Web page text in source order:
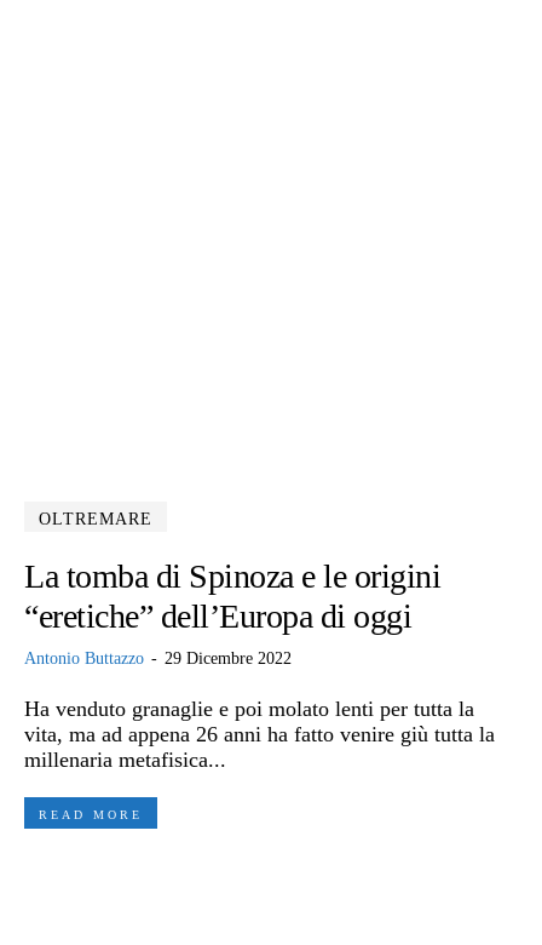
OLTREMARE
La tomba di Spinoza e le origini
“eretiche” dell’Europa di oggi
Antonio Buttazzo - 29 Dicembre 2022
Ha venduto granaglie e poi molato lenti per tutta la
vita, ma ad appena 26 anni ha fatto venire giù tutta la
millenaria metafisica...
READ MORE